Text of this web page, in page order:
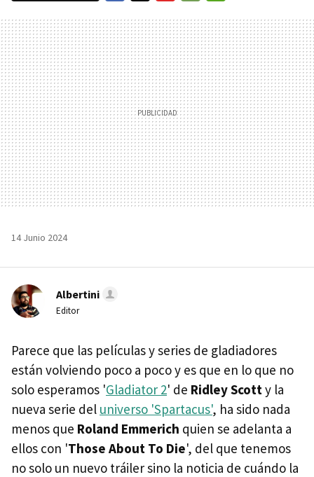
MAIL
14 Junio 2024
Albertini
Editor
Parece que las películas y series de gladiadores
están volviendo poco a poco y es que en lo que no
solo esperamos 'Gladiator 2' de Ridley Scotty la
nueva serie del universo 'Spartacus', ha sido nada
menos que Roland Emmerich quien se adelanta a
ellos con 'Those About To Die', del que tenemos
no solo un nuevo tráiler sino la noticia de cuándo la